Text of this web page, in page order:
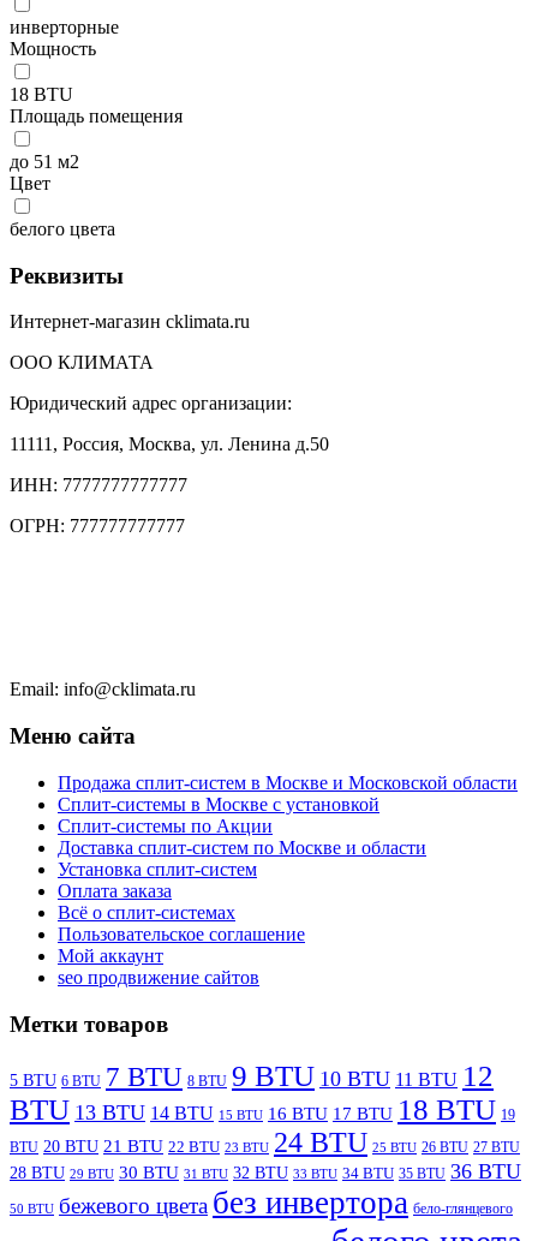
инверторные
Мощность
18 BTU
Площадь помещения
до 51 м2
Цвет
белого цвета
Реквизиты
Интернет-магазин cklimata.ru
ООО КЛИМАТА
Юридический адрес организации:
11111, Россия, Москва, ул. Ленина д.50
ИНН: 7777777777777
ОГРН: 777777777777
Email: info@cklimata.ru
Меню сайта
Продажа сплит-систем в Москве и Московской области
Сплит-системы в Москве с установкой
Сплит-системы по Акции
Доставка сплит-систем по Москве и области
Установка сплит-систем
Оплата заказа
Всё о сплит-системах
Пользовательское соглашение
Мой аккаунт
seo продвижение сайтов
Метки товаров
5 BTU 6 BTU 7 BTU 8 BTU 9 BTU 10 BTU 11 BTU 12
BTU 13 BTU 14 BTU 15 BTU 16 BTU 17 BTU 18 BTU 19
BTU 20 BTU 21 BTU 22 BTU 23 BTU 24 BTU 25 BTU 26 BTU 27 BTU
28 BTU 29 BTU 30 BTU 31 BTU 32 BTU 33 BTU 34 BTU 35 BTU 36 BTU
50 BTU бежевого цвета без инвертора бело-глянцевого